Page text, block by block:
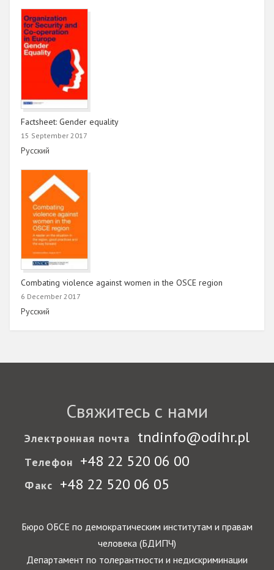
Factsheet: Gender equality
15 September 2017
Link
Русский
Combating violence against women in the OSCE region
6 December 2017
Link
Русский
Свяжитесь с нами
Электронная почта tndinfo@odihr.pl
Телефон +48 22 520 06 00
Факс +48 22 520 06 05
Бюро ОБСЕ по демократическим институтам и правам
человека (БДИПЧ)
Департамент по толерантности и недискриминации